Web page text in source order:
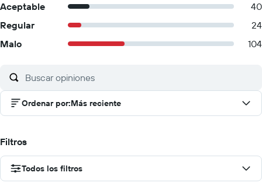
Aceptable
40
Regular
24
Malo
104
Ordenar por:Más reciente
Filtros
Todos los filtros